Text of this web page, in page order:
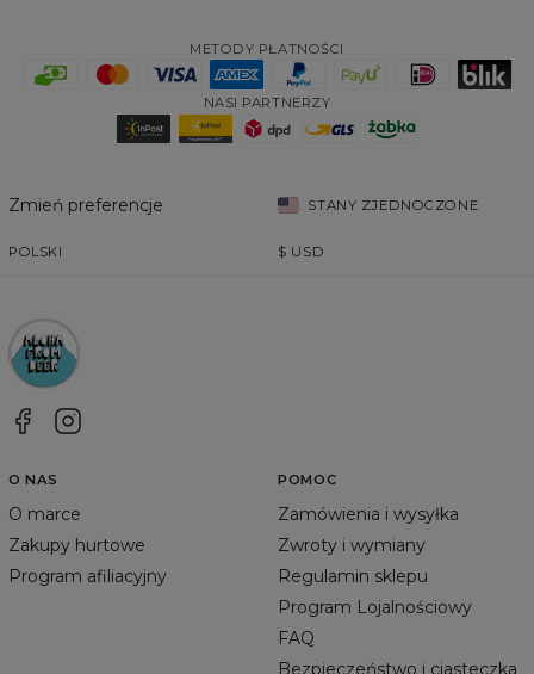
METODY PŁATNOŚCI
NASI PARTNERZY
Zmień preferencje STANY ZJEDNOCZONE
POLSKI $ USD
O NAS
O marce
Zakupy hurtowe
Program afiliacyjny
POMOC
Zamówienia i wysyłka
Zwroty i wymiany
Regulamin sklepu
Program Lojalnościowy
FAQ